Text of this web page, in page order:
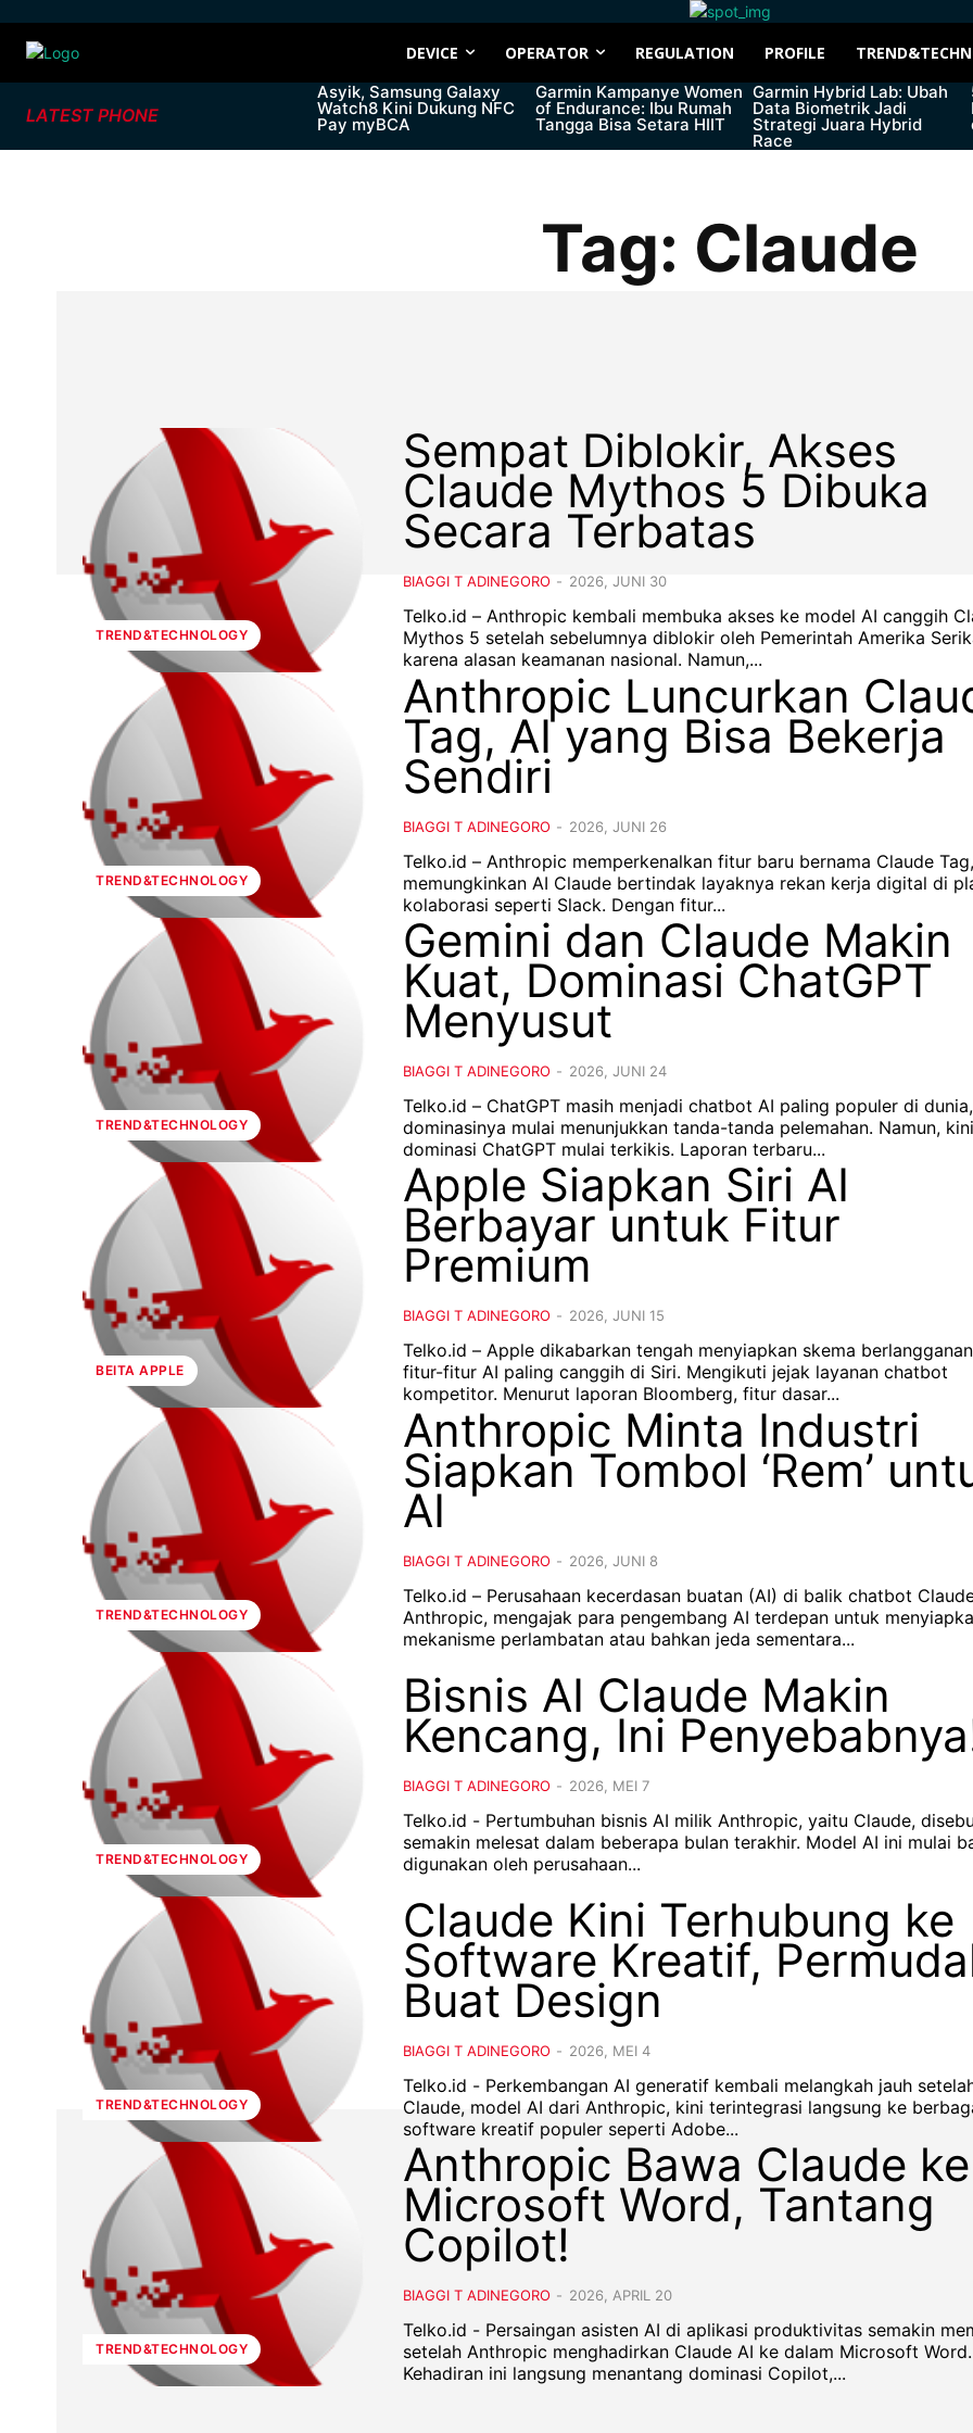
DEVICE OPERATOR REGULATION PROFILE
LATEST PHONE
Asyik, Samsung Galaxy
Watch8 Kini Dukung NFC
Pay myBCA
Garmin Kampanye Women
of Endurance: Ibu Rumah
Tangga Bisa Setara HIIT
Garmin Hybrid Lab: Ubah
Data Biometrik Jadi
Strategi Juara Hybrid
Race
Tag: Claude
TREND&TECHNOLOGY
Sempat Diblokir, Akses
Claude Mythos 5 Dibuka
Secara Terbatas
BIAGGI T ADINEGORO - 2026, JUNI 30
Telko.id – Anthropic kembali membuka akses ke model AI canggih
Mythos 5 setelah sebelumnya diblokir oleh Pemerintah Amerika
karena alasan keamanan nasional. Namun,...
TREND&TECHNOLOGY
Anthropic Luncurkan
Tag, AI yang Bisa Bekerja
Sendiri
BIAGGI T ADINEGORO - 2026, JUNI 26
Telko.id – Anthropic memperkenalkan fitur baru bernama Claude
memungkinkan AI Claude bertindak layaknya rekan kerja digital di
kolaborasi seperti Slack. Dengan fitur...
TREND&TECHNOLOGY
Gemini dan Claude Makin
Kuat, Dominasi ChatGPT
Menyusut
BIAGGI T ADINEGORO - 2026, JUNI 24
Telko.id – ChatGPT masih menjadi chatbot AI paling populer di
dominasinya mulai menunjukkan tanda-tanda pelemahan. Namun, kini
dominasi ChatGPT mulai terkikis. Laporan terbaru...
BEITA APPLE
Apple Siapkan Siri AI
Berbayar untuk Fitur
Premium
BIAGGI T ADINEGORO - 2026, JUNI 15
Telko.id – Apple dikabarkan tengah menyiapkan skema
fitur-fitur AI paling canggih di Siri. Mengikuti jejak layanan chatbot
kompetitor. Menurut laporan Bloomberg, fitur dasar...
TREND&TECHNOLOGY
Anthropic Minta Industri
Siapkan Tombol ‘Rem’
AI
BIAGGI T ADINEGORO - 2026, JUNI 8
Telko.id – Perusahaan kecerdasan buatan (AI) di balik chatbot
Anthropic, mengajak para pengembang AI terdepan untuk
mekanisme perlambatan atau bahkan jeda sementara...
TREND&TECHNOLOGY
Bisnis AI Claude Makin
Kencang, Ini
BIAGGI T ADINEGORO - 2026, MEI 7
Telko.id - Pertumbuhan bisnis AI milik Anthropic, yaitu Claude,
semakin melesat dalam beberapa bulan terakhir. Model AI ini mulai
digunakan oleh perusahaan...
TREND&TECHNOLOGY
Claude Kini Terhubung ke
Software Kreatif,
Buat Design
BIAGGI T ADINEGORO - 2026, MEI 4
Telko.id - Perkembangan AI generatif kembali melangkah jauh
Claude, model AI dari Anthropic, kini terintegrasi langsung ke
software kreatif populer seperti Adobe...
TREND&TECHNOLOGY
Anthropic Bawa Claude ke
Microsoft Word, Tantang
Copilot!
BIAGGI T ADINEGORO - 2026, APRIL 20
Telko.id - Persaingan asisten AI di aplikasi produktivitas semakin
setelah Anthropic menghadirkan Claude AI ke dalam Microsoft Word.
Kehadiran ini langsung menantang dominasi Copilot,...